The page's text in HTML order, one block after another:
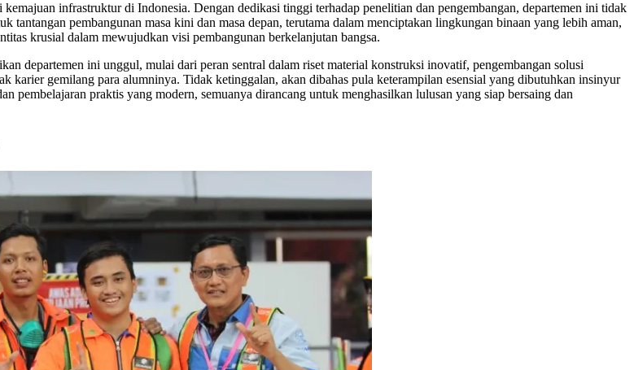
infrastruktur di Indonesia. Dengan dedikasi tinggi terhadap penelitian dan pengembangan, departemen ini tidak
pembangunan masa kini dan masa depan, terutama dalam menciptakan lingkungan binaan yang lebih aman,
krusial dalam mewujudkan visi pembangunan berkelanjutan bangsa.
departemen ini unggul, mulai dari peran sentral dalam riset material konstruksi inovatif, pengembangan solusi
gemilang para alumninya. Tidak ketinggalan, akan dibahas pula keterampilan esensial yang dibutuhkan insinyur
pembelajaran praktis yang modern, semuanya dirancang untuk menghasilkan lulusan yang siap bersaing dan